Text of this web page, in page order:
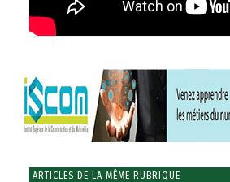
ARTICLES DE LA MÊME RUBRIQUE